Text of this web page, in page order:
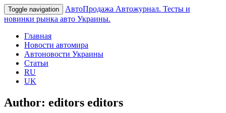
Toggle navigation АвтоПродажа Автожурнал. Тесты и
новинки рынка авто Украины.
Главная
Новости автомира
Автоновости Украины
Статьи
RU
UK
Author: editors editors